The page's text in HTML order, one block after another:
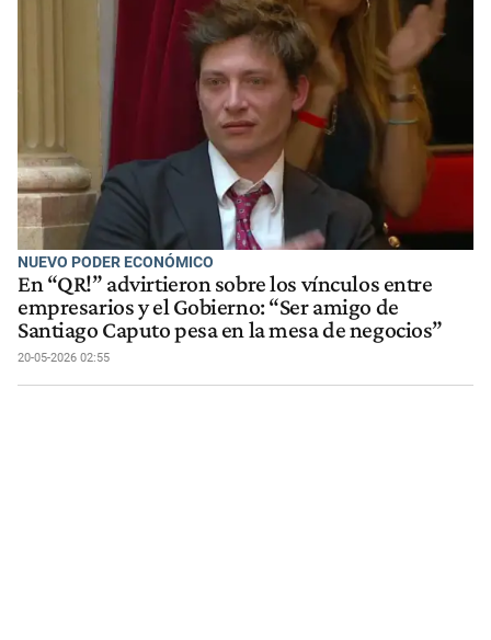
NUEVO PODER ECONÓMICO
En “QR!” advirtieron sobre los vínculos entre
empresarios y el Gobierno: “Ser amigo de
Santiago Caputo pesa en la mesa de negocios”
20-05-2026 02:55